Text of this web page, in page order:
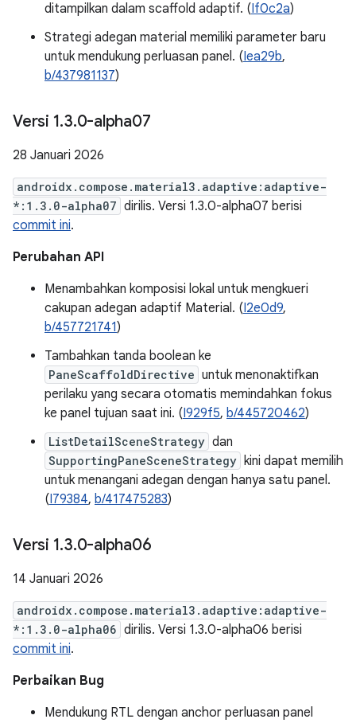
ditampilkan dalam scaffold adaptif. (If0c2a)
Strategi adegan material memiliki parameter baru
untuk mendukung perluasan panel. (Iea29b,
b/437981137)
Versi 1.3.0-alpha07
28 Januari 2026
androidx.compose.material3.adaptive:adaptive-
*:1.3.0-alpha07 dirilis. Versi 1.3.0-alpha07 berisi
commit ini.
Perubahan API
Menambahkan komposisi lokal untuk mengkueri
cakupan adegan adaptif Material. (I2e0d9,
b/457721741)
Tambahkan tanda boolean ke
PaneScaffoldDirective untuk menonaktifkan
perilaku yang secara otomatis memindahkan fokus
ke panel tujuan saat ini. (I929f5, b/445720462)
ListDetailSceneStrategy dan
SupportingPaneSceneStrategy kini dapat memilih
untuk menangani adegan dengan hanya satu panel.
(I79384, b/417475283)
Versi 1.3.0-alpha06
14 Januari 2026
androidx.compose.material3.adaptive:adaptive-
*:1.3.0-alpha06 dirilis. Versi 1.3.0-alpha06 berisi
commit ini.
Perbaikan Bug
Mendukung RTL dengan anchor perluasan panel